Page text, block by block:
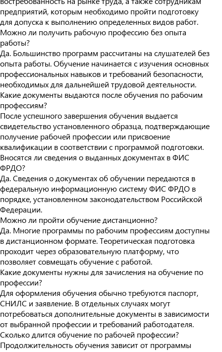
предприятий, которым необходимо пройти подготовку
для допуска к выполнению определенных видов работ.
Можно ли получить рабочую профессию без опыта
работы?
Да. Большинство программ рассчитаны на слушателей без
опыта работы. Обучение начинается с изучения основных
профессиональных навыков и требований безопасности,
необходимых для дальнейшей трудовой деятельности.
Какие документы выдаются после обучения по рабочим
профессиям?
После успешного завершения обучения выдается
свидетельство установленного образца, подтверждающие
получение рабочей профессии или присвоение
квалификации в соответствии с программой подготовки.
Вносятся ли сведения о выданных документах в ФИС
ФРДО?
Да. Сведения о документах об обучении передаются в
федеральную информационную систему ФИС ФРДО в
порядке, установленном законодательством Российской
Федерации.
Можно ли пройти обучение дистанционно?
Да. Многие программы по рабочим профессиям доступны
в дистанционном формате. Теоретическая подготовка
проходит через образовательную платформу, что
позволяет совмещать обучение с работой.
Какие документы нужны для зачисления на обучение по
профессии?
Для оформления обучения обычно требуются паспорт,
СНИЛС и заявление. В отдельных случаях могут
потребоваться дополнительные документы в зависимости
от выбранной профессии и требований работодателя.
Сколько длится обучение по рабочей профессии?
Продолжительность обучения зависит от программы